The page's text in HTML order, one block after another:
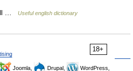
… Useful english dictionary
18+
Joomla, Drupal,
WordPress,